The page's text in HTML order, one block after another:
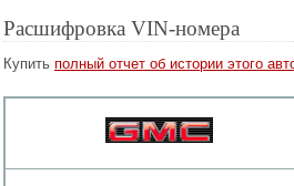
Расшифровка VIN-номера
Купить полный отчет об истории этого